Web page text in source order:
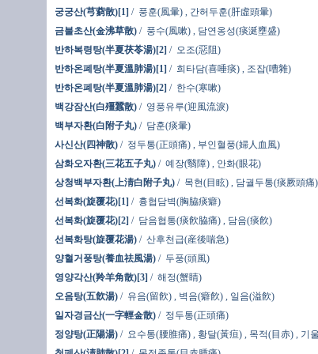
궁궁산(芎藭散)[1] / 풍훈(風暈)
간허두훈(肝虛頭暈)
금불초산(金沸草散) / 풍수(風嗽)
담연옹성(痰涎壅盛)
반하복령탕(半夏茯苓湯)[2] / 오조(惡阻)
반하온폐탕(半夏溫肺湯)[1] / 희타담(喜唾痰)
조잡(嘈雜)
반하온폐탕(半夏溫肺湯)[2] / 한수(寒嗽)
백강잠산(白殭蠶散) / 영풍유루(迎風流淚)
백부자환(白附子丸) / 담훈(痰暈)
사신산(四神散) / 정두통(正頭痛)
부인혈풍(婦人血風)
삼화오자환(三花五子丸) / 예장(翳障)
안화(眼花)
상청백부자환(上淸白附子丸) / 목현(目眩)
담궐두통(痰厥頭痛)
선복화(旋覆花)[1] / 흉협담벽(胸脇痰癖)
선복화(旋覆花)[2] / 담음협통(痰飮脇痛)
담음(痰飮)
선복화탕(旋覆花湯) / 산후천급(産後喘急)
양혈거풍탕(養血祛風湯) / 두풍(頭風)
영양각산(羚羊角散)[3] / 해정(蟹睛)
오음탕(五飮湯) / 유음(留飮) 벽음(癖飮)
일음(溢飮)
일자경금산(一字輕金散) / 정두통(正頭痛)
정양탕(正陽湯) / 요수통(腰脽痛) 황달(黃疸) 목적(目赤)
기